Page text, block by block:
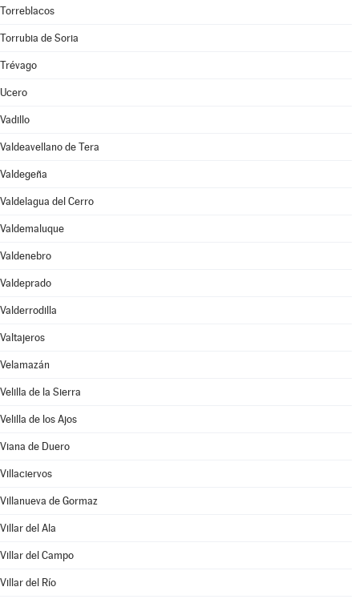
Torreblacos
Torrubia de Soria
Trévago
Ucero
Vadillo
Valdeavellano de Tera
Valdegeña
Valdelagua del Cerro
Valdemaluque
Valdenebro
Valdeprado
Valderrodilla
Valtajeros
Velamazán
Velilla de la Sierra
Velilla de los Ajos
Viana de Duero
Villaciervos
Villanueva de Gormaz
Villar del Ala
Villar del Campo
Villar del Río